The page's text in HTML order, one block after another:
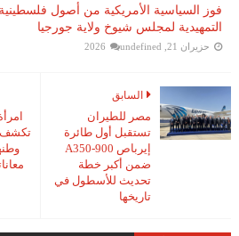
فوز السياسية الأمريكية من أصول
التمهيدية لمجلس شيوخ ولاية جورجيا
حزيران 21, 2026 undefined
تكشف
السابق
مصر للطيران
تستقبل أول طائرة
إيرباص A350-900
ضمن أكبر خطة
تحديث للأسطول في
تاريخها